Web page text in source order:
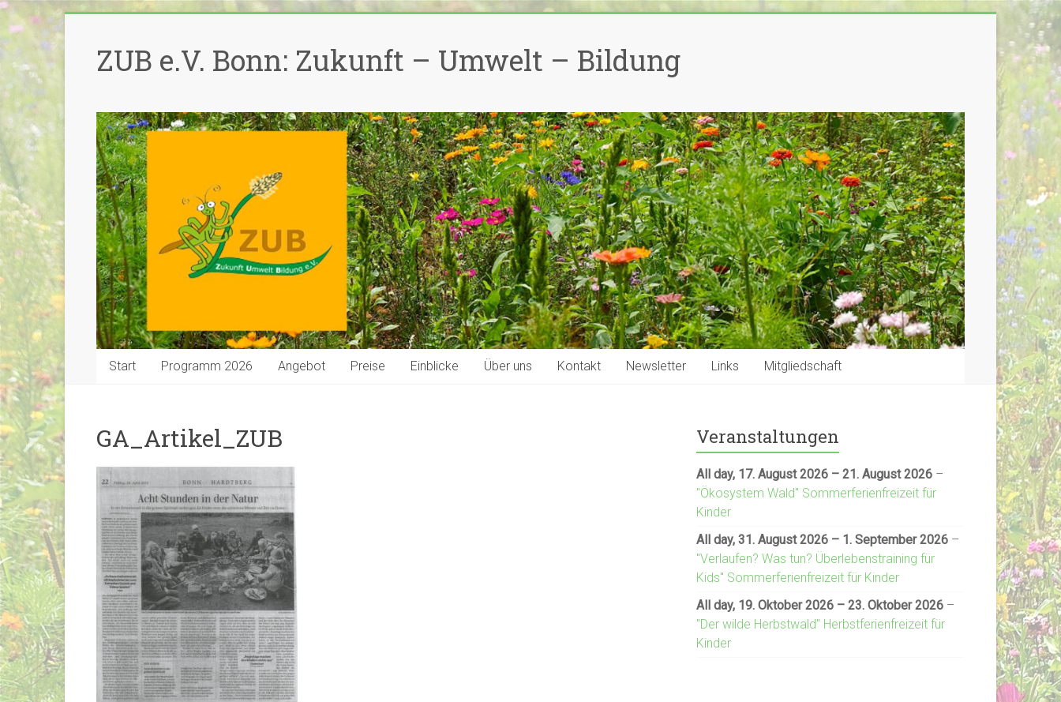
Inhalt
springenZUB e.V. Bonn: Zukunft – Umwelt – Bildung
Start Programm 2026 Angebot Preise Einblicke Über uns Kontakt Newsletter Links Mitgliedschaft
GA_Artikel_ZUB Veranstaltungen
All day, 17. August 2026 – 21. August 2026 –
"Ökosystem Wald" Sommerferienfreizeit für
Kinder
All day,31. August 2026 – 1. September 2026 –
"Verlaufen? Was tun? Überlebenstraining für
Kids" Sommerferienfreizeit für Kinder
All day, 19. Oktober 2026 – 23. Oktober 2026 –
"Der wilde Herbstwald" Herbstferienfreizeit für
Kinder